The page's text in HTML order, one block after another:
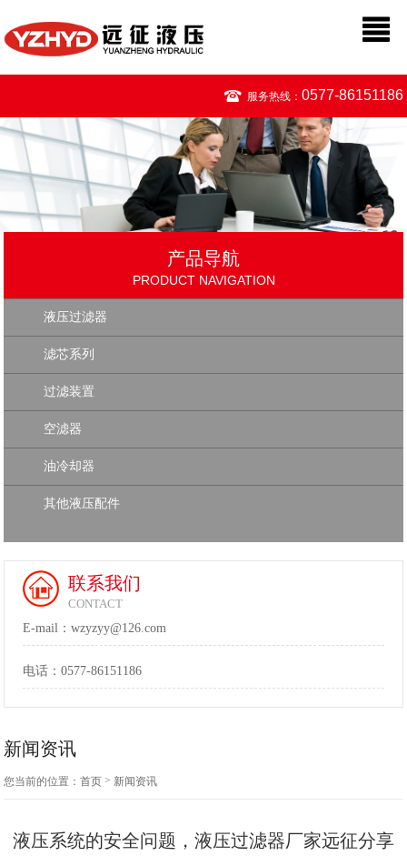
服务热线： 0577-86151186
产品导航
PRODUCT NAVIGATION
液压过滤器
滤芯系列
过滤装置
空滤器
油冷却器
其他液压配件
联系我们
CONTACT
E-mail：wzyzyy@126.com
电话：0577-86151186
新闻资讯
您当前的位置：首页 > 新闻资讯
液压系统的安全问题，液压过滤器厂家远征分享